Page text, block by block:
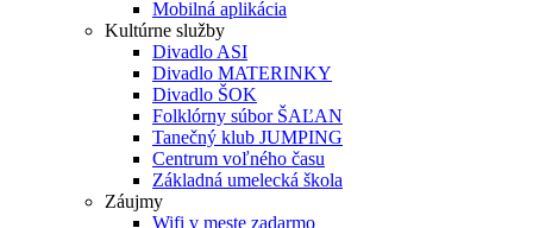
Mobilná aplikácia
Kultúrne služby
Divadlo ASI
Divadlo MATERINKY
Divadlo ŠOK
Folklórny súbor ŠAĽAN
Tanečný klub JUMPING
Centrum voľného času
Základná umelecká škola
Záujmy
Wifi v meste zadarmo